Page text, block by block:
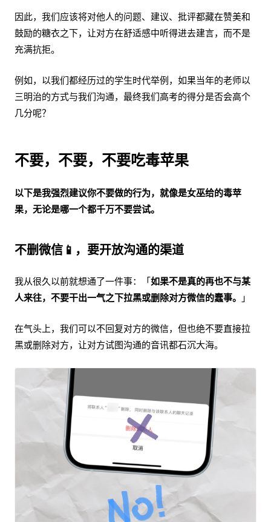
因此，我们应该将对他人的问题、建议、批评都藏在赞美和
鼓励的糖衣之下，让对方在舒适感中听得进去建言，而不是
充满抗拒。
例如，以我们都经历过的学生时代举例，如果当年的老师以
三明治的方式与我们沟通，最终我们高考的得分是否会高个
几分呢？
不要，不要，不要吃毒苹果
以下是我强烈建议你不要做的行为，就像是女巫给的毒苹
果，无论是哪一个都千万不要尝试。
不删微信📱，要开放沟通的渠道
我从很久以前就想通了一件事：「如果不是真的再也不与某
人来往，不要干出一气之下拉黑或删除对方微信的蠢事。
」
在气头上，我们可以不回复对方的微信，但也绝不要直接拉
黑或删除对方，让对方试图沟通的音讯都石沉大海。